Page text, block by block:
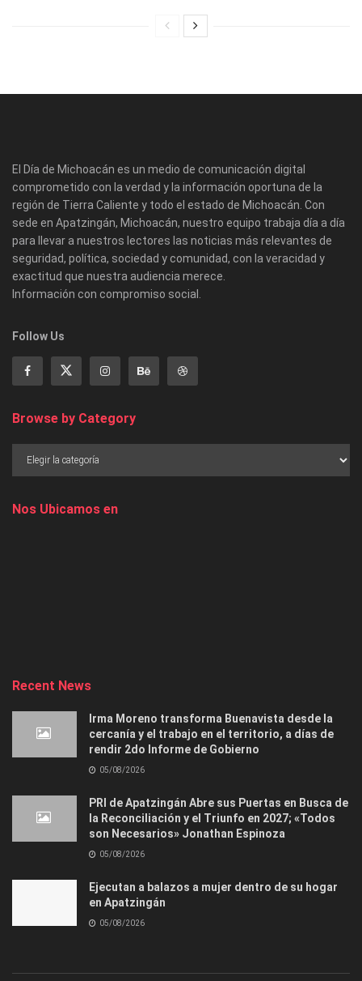
El Día de Michoacán es un medio de comunicación digital
comprometido con la verdad y la información oportuna de la
región de Tierra Caliente y todo el estado de Michoacán. Con
sede en Apatzingán, Michoacán, nuestro equipo trabaja día a día
para llevar a nuestros lectores las noticias más relevantes de
seguridad, política, sociedad y comunidad, con la veracidad y
exactitud que nuestra audiencia merece.
Información con compromiso social.
Follow Us
Browse by Category
Nos Ubicamos en
Recent News
Irma Moreno transforma Buenavista desde la
cercanía y el trabajo en el territorio, a días de
rendir 2do Informe de Gobierno
05/08/2026
PRI de Apatzingán Abre sus Puertas en Busca de
la Reconciliación y el Triunfo en 2027; «Todos
son Necesarios» Jonathan Espinoza
05/08/2026
Ejecutan a balazos a mujer dentro de su hogar
en Apatzingán
05/08/2026